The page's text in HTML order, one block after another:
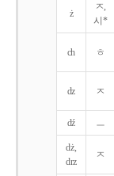
ż
ㅈ,
시*
ch ㅎ
dz ㅈ
dź ㅡ
dż,
drz
ㅈ